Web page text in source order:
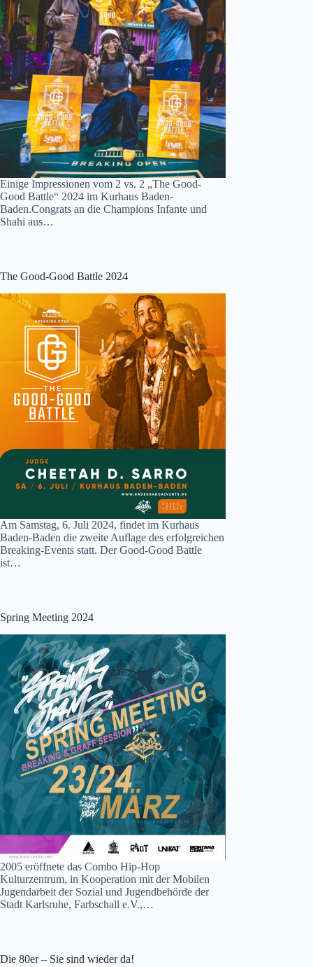
Einige Impressionen vom 2 vs. 2 „The Good-
Good Battle“ 2024 im Kurhaus Baden-
Baden.Congrats an die Champions Infante und
Shahi aus…
The Good-Good Battle 2024
Am Samstag, 6. Juli 2024, findet im Kurhaus
Baden-Baden die zweite Auflage des erfolgreichen
Breaking-Events statt. Der Good-Good Battle
ist…
Spring Meeting 2024
2005 eröffnete das Combo Hip-Hop
Kulturzentrum, in Kooperation mit der Mobilen
Jugendarbeit der Sozial und Jugendbehörde der
Stadt Karlsruhe, Farbschall e.V.,…
Die 80er – Sie sind wieder da!